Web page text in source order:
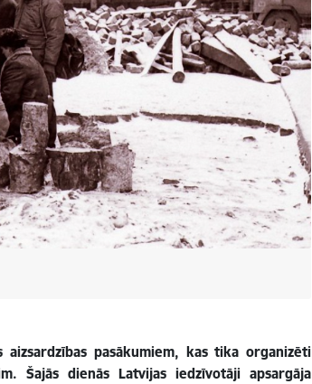
pasākumiem, kas tika organizēti
Šajās dienās Latvijas iedzīvotāji apsargāja